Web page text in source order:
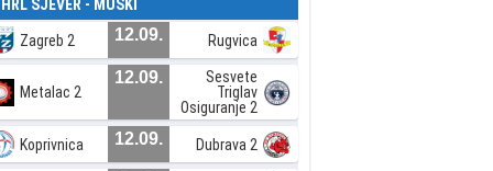
SJEVER - MUŠKI
Zagreb 2 12.09. Rugvica
Metalac 2
12.09.
Sesvete
Triglav
Osiguranje 2
Koprivnica 12.09. Dubrava 2